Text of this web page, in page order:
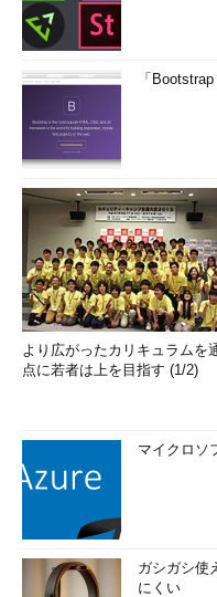
「
より広がったカリキュラムを
点に若者は上を目指す (1/2)
マイクロソ
ガシガシ使
にくい